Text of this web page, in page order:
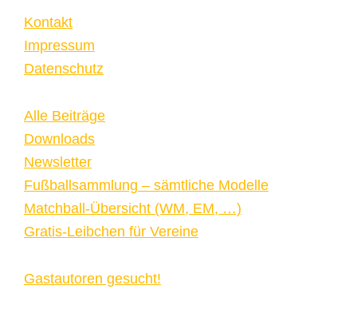
Kontakt
Impressum
Datenschutz
Alle Beiträge
Downloads
Newsletter
Fußballsammlung – sämtliche Modelle
Matchball-Übersicht (WM, EM, …)
Gratis-Leibchen für Vereine
Gastautoren gesucht!